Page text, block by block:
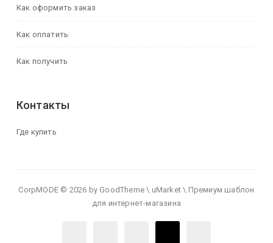
Как оформить заказ
Как оплатить
Как получить
Контакты
Где купить
CorpMODE © 2026 by GoodTheme \ uMarket \ Премиум шаблон
для интернет-магазина